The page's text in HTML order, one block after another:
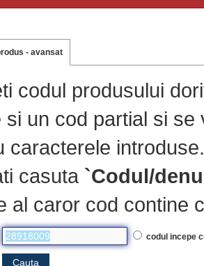
- avansat
codul produsului
si un cod partial si
caracterele introduse.
casuta `Codul/
al caror cod contine
codul incepe